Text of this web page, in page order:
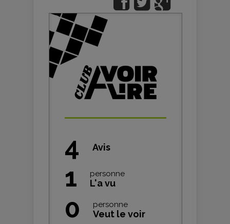
4 Avis
1 personne
L'a vu
0 personne
Veut le voir